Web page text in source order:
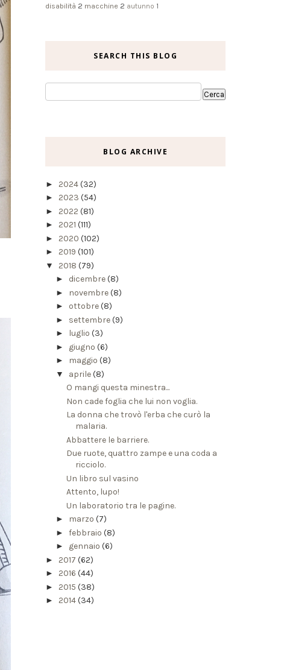
disabilità 2 macchine 2 autunno 1
SEARCH THIS BLOG
BLOG ARCHIVE
► 2024(32)
► 2023 (54)
► 2022 (81)
► 2021 (111)
► 2020 (102)
► 2019 (101)
▼ 2018 (79)
► dicembre(8)
► novembre(8)
► ottobre(8)
► settembre(9)
► luglio (3)
► giugno (6)
► maggio (8)
▼ aprile(8)
O mangi questa minestra...
Non cade foglia che lui non voglia.
La donna che trovò l'erba che curò la
malaria.
Abbattere le barriere.
Due ruote, quattro zampe e una coda a
ricciolo.
Un libro sul vasino
Attento, lupo!
Un laboratorio tra le pagine.
► marzo (7)
► febbraio (8)
► gennaio (6)
► 2017 (62)
► 2016 (44)
► 2015 (38)
► 2014(34)